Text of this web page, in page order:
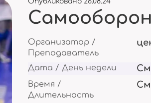
Фестивали
Правила записи и платы
Организатор /
Преподаватель
Дата / День недели
Время /
Длительность